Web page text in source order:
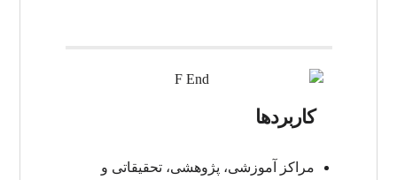
کاربردها
مراکز آموزشی، پژوهشی، تحقیقاتی و